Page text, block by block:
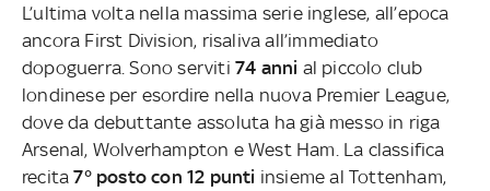
L’ultima volta nella massima serie inglese, all’epoca
ancora First Division, risaliva all’immediato
dopoguerra. Sono serviti 74 anni al piccolo club
londinese per esordire nella nuova Premier League,
dove da debuttante assoluta ha già messo in riga
Arsenal, Wolverhampton e West Ham. La classifica
recita7° posto con 12 punti insieme al Tottenham,